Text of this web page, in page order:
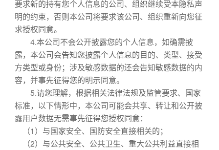
要求新的持有您个人信息的公司、组织继续受本隐私声
明的约束，否则本公司将要求该公司、组织重新向您征
求授权同意。
4.本公司不会公开披露您的个人信息，如确需披
露，本公司会告知您披露个人信息的目的、类型、接受
方类型或身份；涉及敏感数据的还会告知敏感数据的内
容，并事先征得您的明示同意。
5.请您理解，根据相关法律法规及监管要求、国家
标准，以下情形中，本公司可能会共享、转让和公开披
露用户数据无需事先征得您授权同意：
（1）与国家安全、国防安全直接相关的；
（2）与公共安全、公共卫生、重大公共利益直接相